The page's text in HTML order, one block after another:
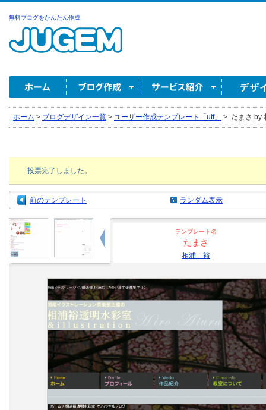
無料ブログをかんたん作成
ホーム > ブログデザイン一覧 > ユーザー作成テンプレート「utf」 > たまさ
投票完了しました。
前のテンプレート ランダム表示
テンプレート名
たまさ
相浦 裕